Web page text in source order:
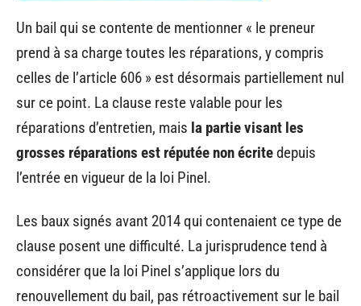
Un bail qui se contente de mentionner « le preneur
prend à sa charge toutes les réparations, y compris
celles de l’article 606 » est désormais partiellement nul
sur ce point. La clause reste valable pour les
réparations d’entretien, mais la partie visant les
grosses réparations est réputée non écritedepuis
l’entrée en vigueur de la loi Pinel.
Les baux signés avant 2014 qui contenaient ce type de
clause posent une difficulté. La jurisprudence tend à
considérer que la loi Pinel s’applique lors du
renouvellement du bail, pas rétroactivement sur le bail